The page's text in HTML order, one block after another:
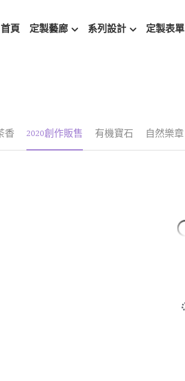
首頁 定製藝廊 系列設計 定製表單
線上訂製中 玉韻茶香 2020創作販售